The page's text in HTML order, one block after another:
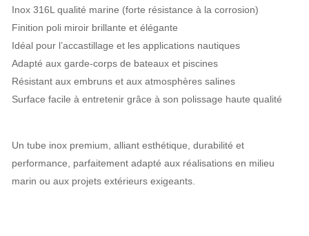
Inox 316L qualité marine (forte résistance à la corrosion)
Finition poli miroir brillante et élégante
Idéal pour l’accastillage et les applications nautiques
Adapté aux garde-corps de bateaux et piscines
Résistant aux embruns et aux atmosphères salines
Surface facile à entretenir grâce à son polissage haute qualité
Un tube inox premium, alliant esthétique, durabilité et
performance, parfaitement adapté aux réalisations en milieu
marin ou aux projets extérieurs exigeants.